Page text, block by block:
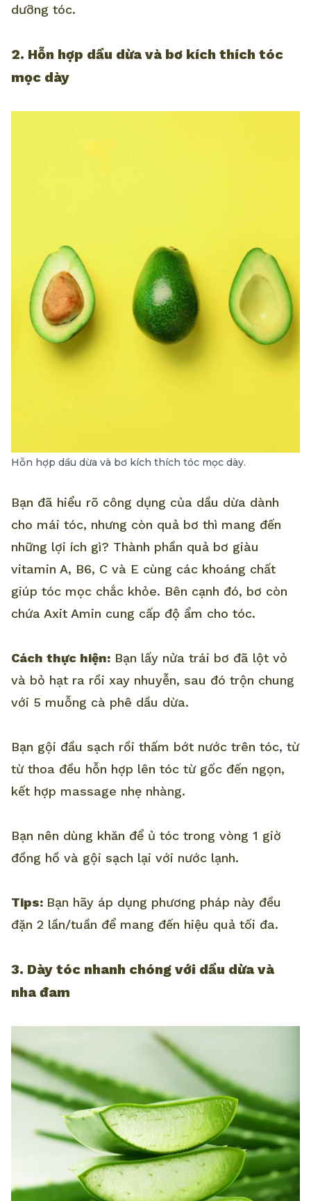
dưỡng tóc.
2. Hỗn hợp dầu dừa và bơ kích thích tóc
mọc dày
Hỗn hợp dầu dừa và bơ kích thích tóc mọc dày.
Bạn đã hiểu rõ công dụng của dầu dừa dành
cho mái tóc, nhưng còn quả bơ thì mang đến
những lợi ích gì? Thành phần quả bơ giàu
vitamin A, B6, C và E cùng các khoáng chất
giúp tóc mọc chắc khỏe. Bên cạnh đó, bơ còn
chứa Axit Amin cung cấp độ ẩm cho tóc.
Cách thực hiện: Bạn lấy nửa trái bơ đã lột vỏ
và bỏ hạt ra rồi xay nhuyễn, sau đó trộn chung
với 5 muỗng cà phê dầu dừa.
Bạn gội đầu sạch rồi thấm bớt nước trên tóc, từ
từ thoa đều hỗn hợp lên tóc từ gốc đến ngọn,
kết hợp massage nhẹ nhàng.
Bạn nên dùng khăn để ủ tóc trong vòng 1 giờ
đồng hồ và gội sạch lại với nước lạnh.
Tips: Bạn hãy áp dụng phương pháp này đều
đặn 2 lần/tuần để mang đến hiệu quả tối đa.
3. Dày tóc nhanh chóng với dầu dừa và
nha đam